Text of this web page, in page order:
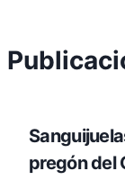
pregón del